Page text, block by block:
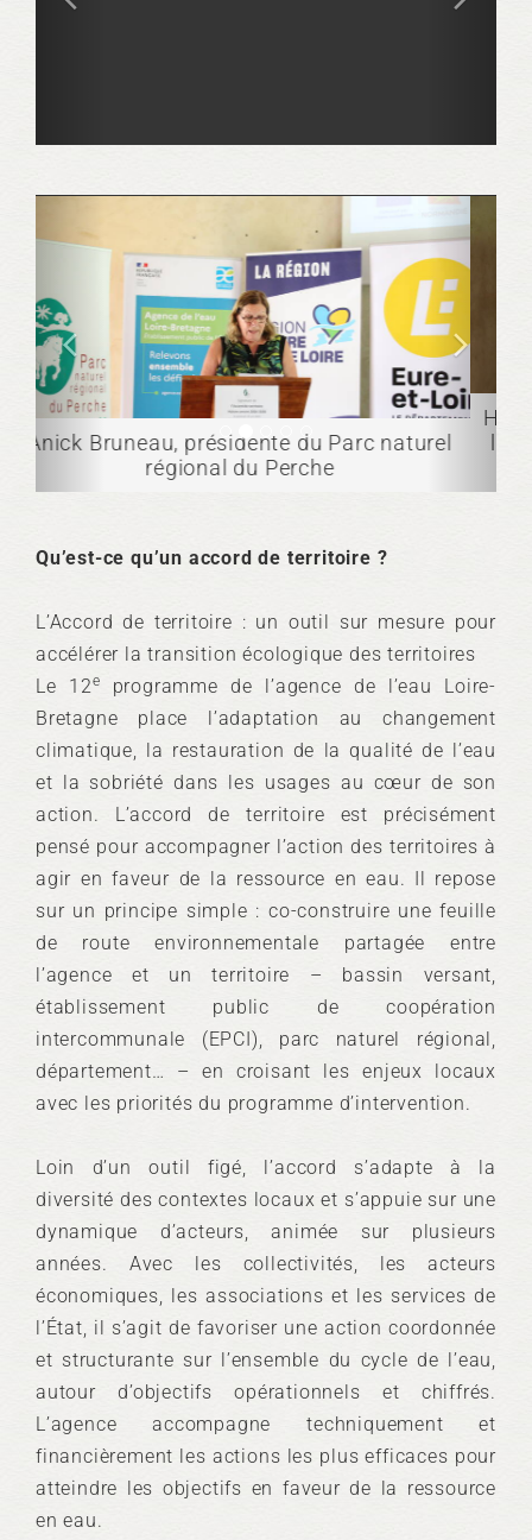
Hervé Buisson, vice-président en charge de
la délégation Eau, Département d'Eure-et-
Loir
Qu’est-ce qu’un accord de territoire ?
L’Accord de territoire : un outil sur mesure pour
accélérer la transition écologique des territoires
Le 12e
programme de l’agence de l’eau Loire-
Bretagne place l’adaptation au changement
climatique, la restauration de la qualité de l’eau
et la sobriété dans les usages au cœur de son
action. L’accord de territoire est précisément
pensé pour accompagner l’action des territoires à
agir en faveur de la ressource en eau. Il repose
sur un principe simple : co-construire une feuille
de route environnementale partagée entre
l’agence et un territoire – bassin versant,
établissement public de coopération
intercommunale (EPCI), parc naturel régional,
département… – en croisant les enjeux locaux
avec les priorités du programme d’intervention.
Loin d’un outil figé, l’accord s’adapte à la
diversité des contextes locaux et s’appuie sur une
dynamique d’acteurs, animée sur plusieurs
années. Avec les collectivités, les acteurs
économiques, les associations et les services de
l’État, il s’agit de favoriser une action coordonnée
et structurante sur l’ensemble du cycle de l’eau,
autour d’objectifs opérationnels et chiffrés.
L’agence accompagne techniquement et
financièrement les actions les plus efficaces pour
atteindre les objectifs en faveur de la ressource
en eau.